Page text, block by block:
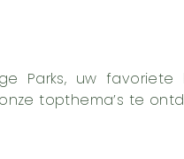
Parks, uw favoriete
topthema’s te